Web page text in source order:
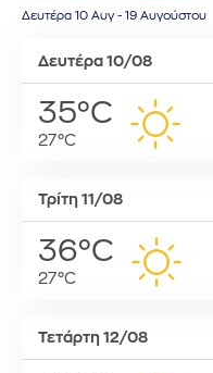
Δευτέρα 10 Αυγ - 19 Αυγούστου
Δευτέρα 10/08
35°C
27°C
Τρίτη 11/08
36°C
27°C
Τετάρτη 12/08